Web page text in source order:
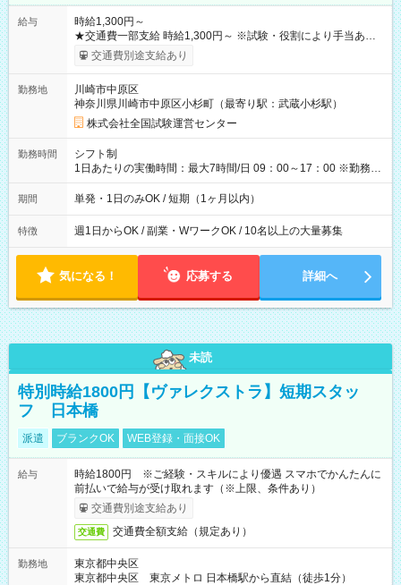
給与
時給1,300円～
★交通費一部支給 時給1,300円～ ※試験・役割により手当あり
※勤務回数により昇給あり 【即給（前払い）オプションあ
り！】 希望される場合、勤務から1週間ほどで給与の一部を受け
例】 ・河合塾模擬試験 8:30～17:30（休憩1時間） 時給1,300円
×8時間＝日収10,400円＋交通費 ※当日の役割により時給＋100
円の場合あり ・国家試験 7:00～13:30（休憩なし） 時給1,300
円（役割手当＋100円）×6時間＝日収8,400円＋交通費 【試用期
間】試用期間なし
交通費別途支給あり
勤務地
川崎市中原区
神奈川県川崎市中原区小杉町（最寄り駅：武蔵小杉駅）
株式会社全国試験運営センター
勤務時間
シフト制
1日あたりの実働時間：最大7時間/日 09：00～17：00 ※勤務時
間は 試験により異なります。
期間 単発・1日のみOK / 短期（1ヶ月以内）
特徴 週1日からOK / 副業・WワークOK / 10名以上の大量募集
気になる！ 応募する 詳細へ
未読
特別時給1800円【ヴァレクストラ】短期スタッ
フ 日本橋
派遣 ブランクOK WEB登録・面接OK
給与
時給1800円 ※ご経験・スキルにより優遇 スマホでかんたんに
前払いで給与が受け取れます（※上限、条件あり）
交通費別途支給あり
交通費 交通費全額支給（規定あり）
勤務地
東京都中央区
東京都中央区 東京メトロ 日本橋駅から直結（徒歩1分）